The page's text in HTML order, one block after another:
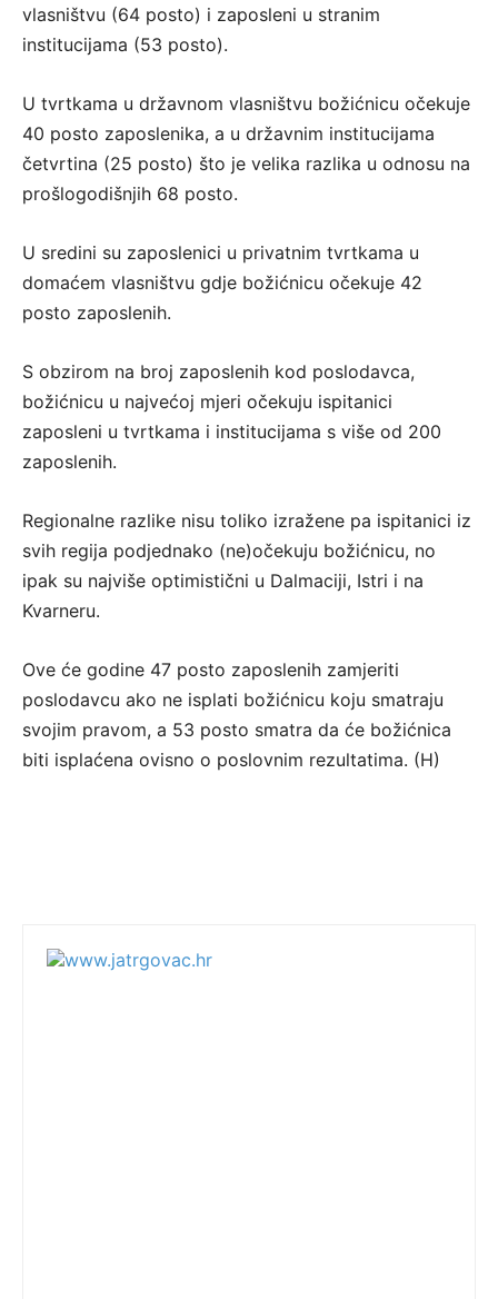
vlasništvu (64 posto) i zaposleni u stranim
institucijama (53 posto).
U tvrtkama u državnom vlasništvu božićnicu očekuje
40 posto zaposlenika, a u državnim institucijama
četvrtina (25 posto) što je velika razlika u odnosu na
prošlogodišnjih 68 posto.
U sredini su zaposlenici u privatnim tvrtkama u
domaćem vlasništvu gdje božićnicu očekuje 42
posto zaposlenih.
S obzirom na broj zaposlenih kod poslodavca,
božićnicu u najvećoj mjeri očekuju ispitanici
zaposleni u tvrtkama i institucijama s više od 200
zaposlenih.
Regionalne razlike nisu toliko izražene pa ispitanici iz
svih regija podjednako (ne)očekuju božićnicu, no
ipak su najviše optimistični u Dalmaciji, Istri i na
Kvarneru.
Ove će godine 47 posto zaposlenih zamjeriti
poslodavcu ako ne isplati božićnicu koju smatraju
svojim pravom, a 53 posto smatra da će božićnica
biti isplaćena ovisno o poslovnim rezultatima. (H)